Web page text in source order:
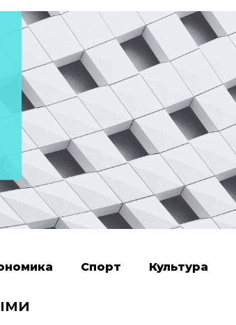
Спорт Культура